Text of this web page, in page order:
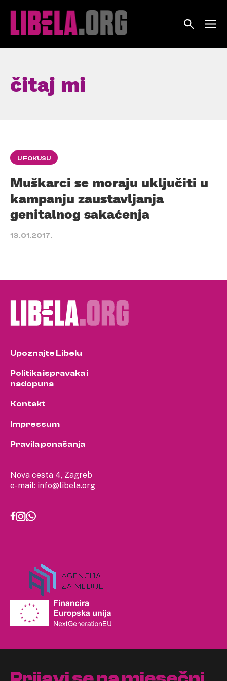
čitaj mi
U FOKUSU
Muškarci se moraju uključiti u
kampanju zaustavljanja
genitalnog sakaćenja
13.01.2017.
Nova cesta 4, Zagreb
e-mail: info@libela.org
Upoznajte Libelu
Politika ispravaka i
nadopuna
Kontakt
Impressum
Pravila ponašanja